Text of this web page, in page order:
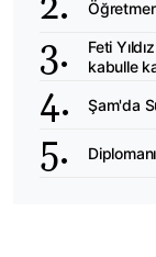
Feti
kabulle
Şam'da